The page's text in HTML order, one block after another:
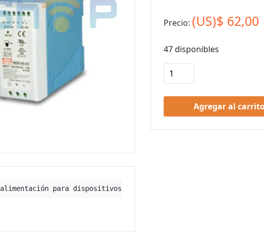
Precio: (US)$ 62,00
47 disponibles
Agregar al
alimentación para dispositivos Ethernet industriales